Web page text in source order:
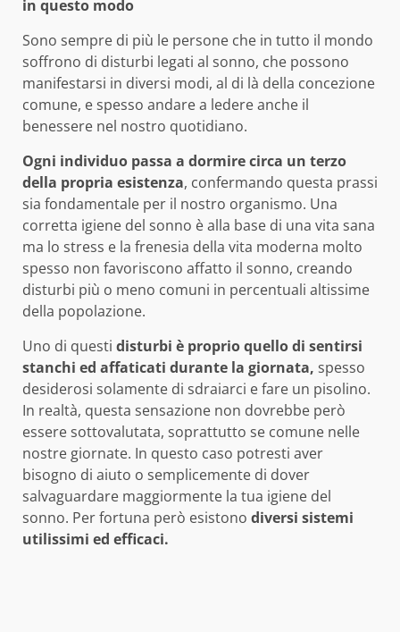
in questo modo
Sono sempre di più le persone che in tutto il mondo
soffrono di disturbi legati al sonno, che possono
manifestarsi in diversi modi, al di là della concezione
comune, e spesso andare a ledere anche il
benessere nel nostro quotidiano.
Ogni individuo passa a dormire circa un terzo
della propria esistenza, confermando questa prassi
sia fondamentale per il nostro organismo. Una
corretta igiene del sonno è alla base di una vita sana
ma lo stress e la frenesia della vita moderna molto
spesso non favoriscono affatto il sonno, creando
disturbi più o meno comuni in percentuali altissime
della popolazione.
Uno di questi disturbi è proprio quello di sentirsi
stanchi ed affaticati durante la giornata, spesso
desiderosi solamente di sdraiarci e fare un pisolino.
In realtà, questa sensazione non dovrebbe però
essere sottovalutata, soprattutto se comune nelle
nostre giornate. In questo caso potresti aver
bisogno di aiuto o semplicemente di dover
salvaguardare maggiormente la tua igiene del
sonno. Per fortuna però esistono diversi sistemi
utilissimi ed efficaci.